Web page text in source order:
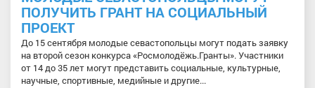
ПОЛУЧИТЬ ГРАНТ НА СОЦИАЛЬНЫЙ
ПРОЕКТ
До 15 сентября молодые севастопольцы могут подать заявку
на второй сезон конкурса «Росмолодёжь.Гранты». Участники
от 14 до 35 лет могут представить социальные, культурные,
научные, спортивные, медийные и другие...